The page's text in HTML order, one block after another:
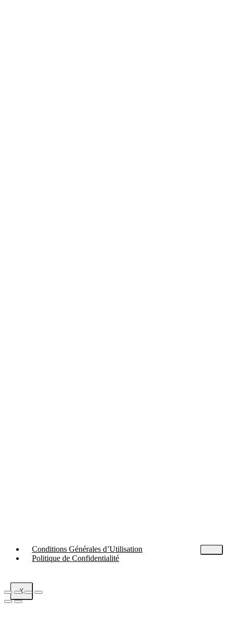
Conditions Générales d’Utilisation
Politique de Confidentialité
X